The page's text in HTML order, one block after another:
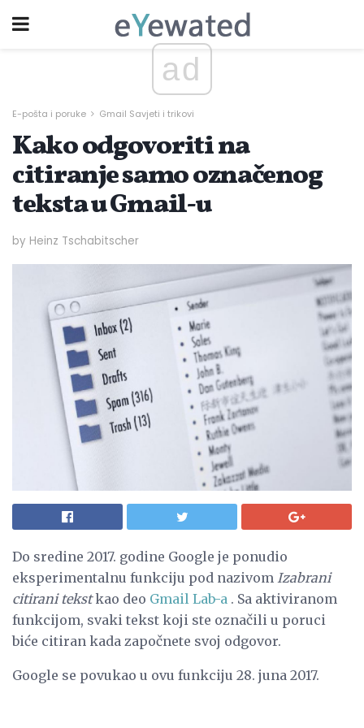
ad
E-pošta i poruke Gmail Savjeti i trikovi
Kako odgovoriti na
citiranje samo označenog
teksta u Gmail-u
by Heinz Tschabitscher
Do sredine 2017. godine Google je ponudio
eksperimentalnu funkciju pod nazivom Izabrani
citirani tekstkao deo Gmail Lab-a . Sa aktiviranom
funkcijom, svaki tekst koji ste označili u poruci
biće citiran kada započnete svoj odgovor.
Google se povukao u ovu funkciju 28. juna 2017.